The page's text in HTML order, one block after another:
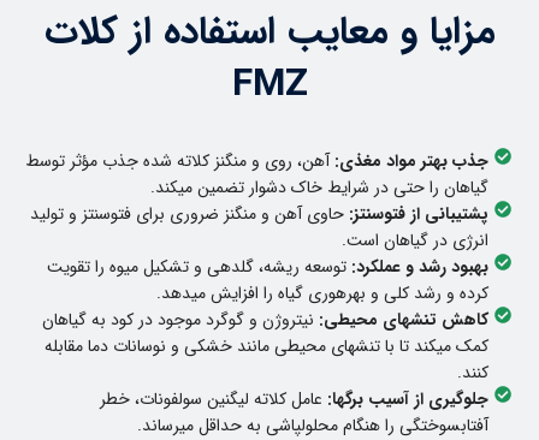
مزایا و معایب استفاده از کلات
FMZ
جذب بهتر مواد مغذی:آهن، روی و منگنز کلاته شده جذب مؤثر توسط
گیاهان را حتی در شرایط خاک دشوار تضمین میکند.
پشتیبانی از فتوسنتز: حاوی آهن و منگنز ضروری برای فتوسنتز و تولید
انرژی در گیاهان است.
بهبود رشد و عملکرد: توسعه ریشه، گلدهی و تشکیل میوه را تقویت
کرده و رشد کلی و بهرهوری گیاه را افزایش میدهد.
کاهش تنشهای محیطی: نیتروژن و گوگرد موجود در کود به گیاهان
کمک میکند تا با تنشهای محیطی مانند خشکی و نوسانات دما مقابله
کنند.
جلوگیری از آسیب برگها: عامل کلاته لیگنین سولفونات، خطر
آفتابسوختگی را هنگام محلولپاشی به حداقل میرساند.